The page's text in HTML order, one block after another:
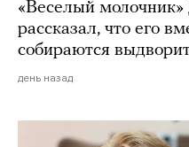
«Веселый молочник»
рассказал, что его
собираются
день назад